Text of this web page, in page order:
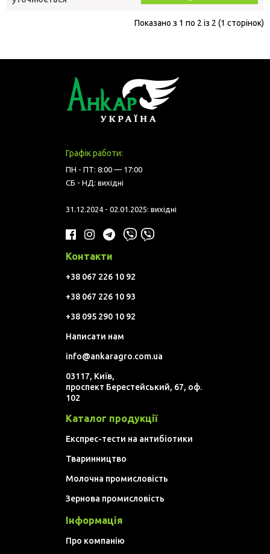
Показано з 1 по 2 із 2 (1 сторінок)
Графік работи:
ПН - ПТ: 8:00 — 17:00
СБ - НД: вихідні
31.12.2024 - 02.01.2025: вихідні
Контакти
+38 067 226 10 92
+38 067 226 10 93
+38 095 290 10 92
Написати нам
info@ankaragro.com.ua
03117, Київ,
проспект Берестейський, 67, оф.
102
Каталог продукції
Експрес-тести на антибіотики
Тваринництво
Молочна промисловість
Зернова промисловість
Інформація
Про компанію